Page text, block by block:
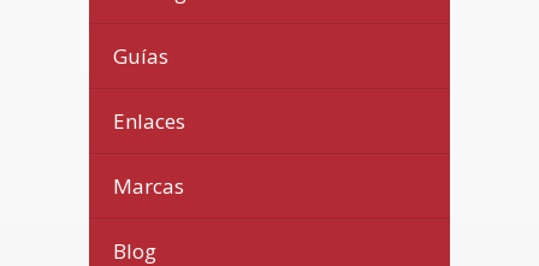
Guías
Enlaces
Marcas
Blog